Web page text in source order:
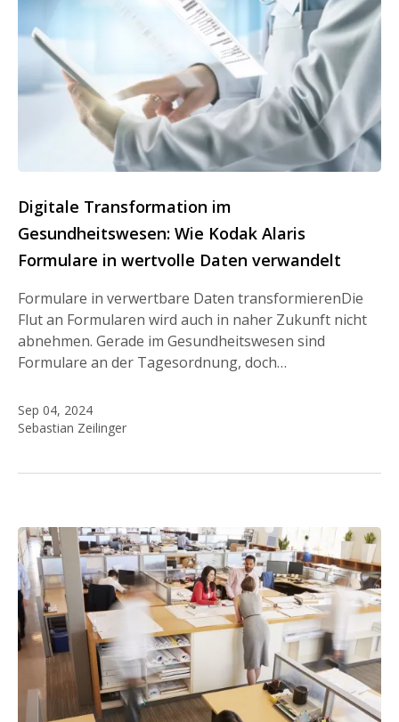
Digitale Transformation im
Gesundheitswesen: Wie Kodak Alaris
Formulare in wertvolle Daten verwandelt
Formulare in verwertbare Daten transformierenDie
Flut an Formularen wird auch in naher Zukunft nicht
abnehmen. Gerade im Gesundheitswesen sind
Formulare an der Tagesordnung, doch…
Sep 04, 2024
Sebastian Zeilinger